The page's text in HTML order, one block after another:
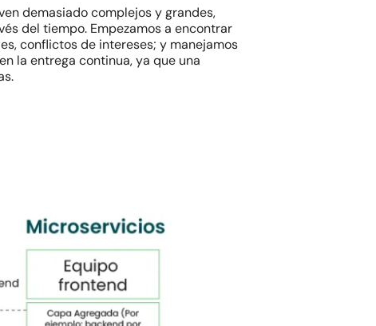
demasiado complejos y grandes,
del tiempo. Empezamos a encontrar
conflictos de intereses; y manejamos
la entrega continua, ya que una